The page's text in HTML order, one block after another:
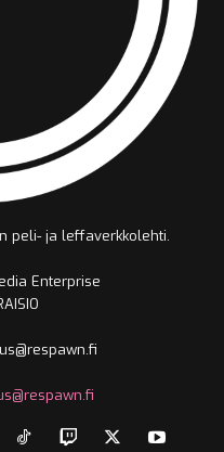
peli- ja leffaverkkolehti.
Enterprise